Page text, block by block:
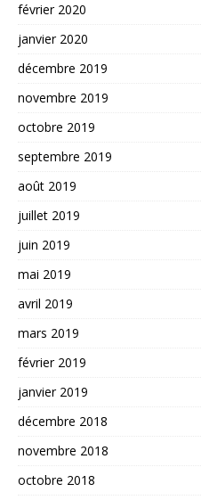
février 2020
janvier 2020
décembre 2019
novembre 2019
octobre 2019
septembre 2019
août 2019
juillet 2019
juin 2019
mai 2019
avril 2019
mars 2019
février 2019
janvier 2019
décembre 2018
novembre 2018
octobre 2018